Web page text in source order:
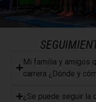
Mi familia y amigos
carrera ¿Dónde y
​¿Se puede seguir la